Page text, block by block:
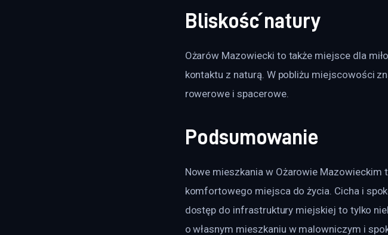
Bliskość natury
Ożarów Mazowiecki to także miejsce dla
kontaktu z naturą. W pobliżu miejscowości
rowerowe i spacerowe.
Podsumowanie
Nowe mieszkania w Ożarowie Mazowieckim
komfortowego miejsca do życia. Cicha i
dostęp do infrastruktury miejskiej to tylko
o własnym mieszkaniu w malowniczym i